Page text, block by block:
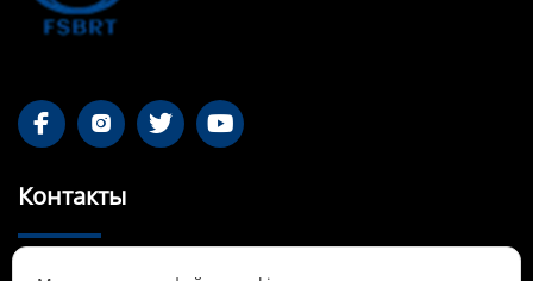
   
Контакты
55-1 Qianjin Road, район Синьфу, Фушунь,